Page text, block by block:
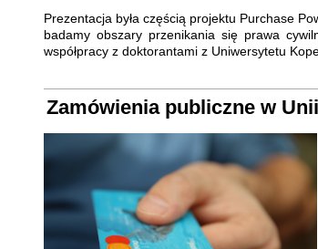
Prezentacja była częścią projektu Purchase
badamy obszary przenikania się prawa
współpracy z doktorantami z Uniwersytetu
Zamówienia publiczne w